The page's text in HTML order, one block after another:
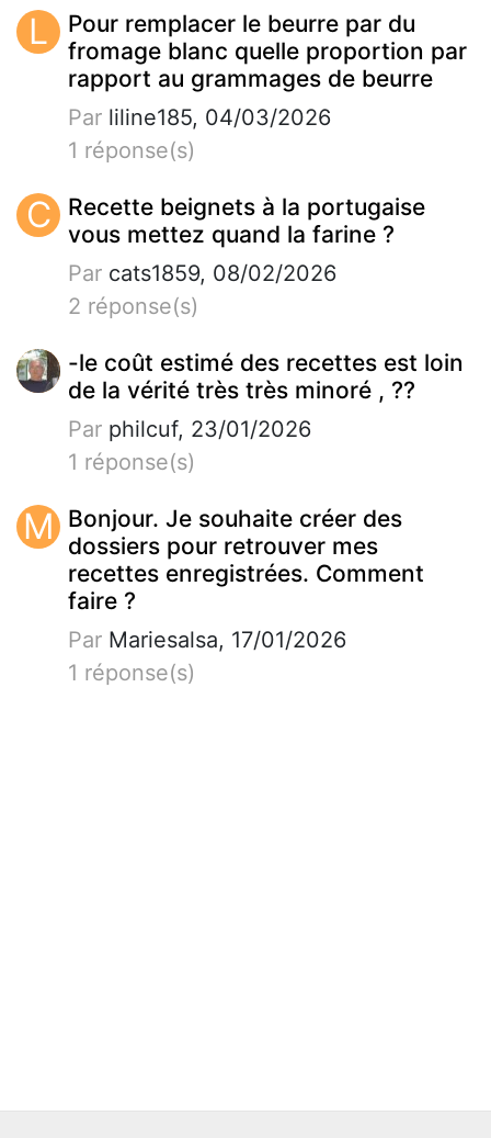
L
Pour remplacer le beurre par du
fromage blanc quelle proportion par
rapport au grammages de beurre
Par liline185, 04/03/2026
1 réponse(s)
C
Recette beignets à la portugaise
vous mettez quand la farine ?
Par cats1859, 08/02/2026
2 réponse(s)
-le coût estimé des recettes est loin
de la vérité très très minoré , ??
Par philcuf, 23/01/2026
1 réponse(s)
M Bonjour. Je souhaite créer des
dossiers pour retrouver mes
recettes enregistrées. Comment
faire ?
Par Mariesalsa, 17/01/2026
1 réponse(s)